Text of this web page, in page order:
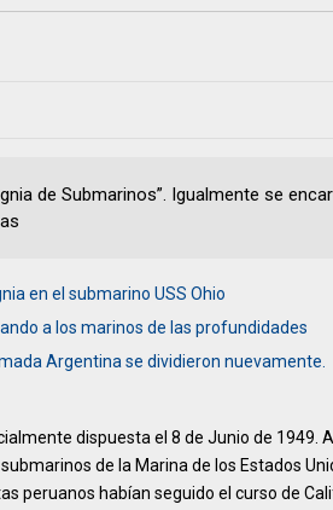
de Submarinos”. Igualmente se
en el submarino USS Ohio
a los marinos de las profundidades
Argentina se dividieron nuevamente.
dispuesta el 8 de Junio de 1949.
de la Marina de los Estados
peruanos habían seguido el curso de